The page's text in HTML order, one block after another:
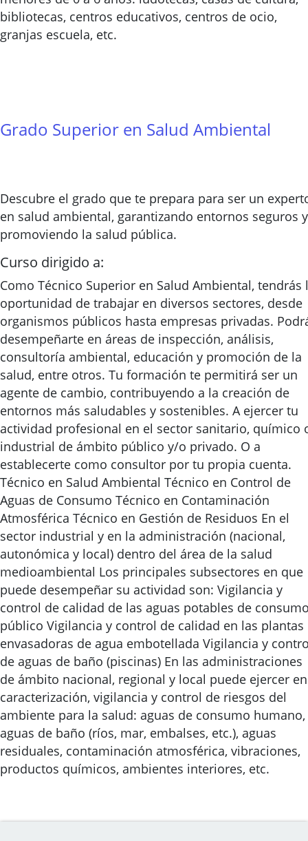
bibliotecas, centros educativos, centros de ocio,
granjas escuela, etc.
Grado Superior en Salud Ambiental
Descubre el grado que te prepara para ser un
en salud ambiental, garantizando entornos seguros y
promoviendo la salud pública.
Curso dirigido a:
Como Técnico Superior en Salud Ambiental, tendrás
oportunidad de trabajar en diversos sectores, desde
organismos públicos hasta empresas privadas.
desempeñarte en áreas de inspección, análisis,
consultoría ambiental, educación y promoción de la
salud, entre otros. Tu formación te permitirá ser un
agente de cambio, contribuyendo a la creación de
entornos más saludables y sostenibles. A ejercer tu
actividad profesional en el sector sanitario, químico
industrial de ámbito público y/o privado. O a
establecerte como consultor por tu propia cuenta.
Técnico en Salud Ambiental Técnico en Control de
Aguas de Consumo Técnico en Contaminación
Atmosférica Técnico en Gestión de Residuos En el
sector industrial y en la administración (nacional,
autonómica y local) dentro del área de la salud
medioambiental Los principales subsectores en que
puede desempeñar su actividad son: Vigilancia y
control de calidad de las aguas potables de
público Vigilancia y control de calidad en las plantas
envasadoras de agua embotellada Vigilancia y
de aguas de baño (piscinas) En las administraciones
de ámbito nacional, regional y local puede ejercer en
caracterización, vigilancia y control de riesgos del
ambiente para la salud: aguas de consumo humano,
aguas de baño (ríos, mar, embalses, etc.), aguas
residuales, contaminación atmosférica, vibraciones,
productos químicos, ambientes interiores, etc.